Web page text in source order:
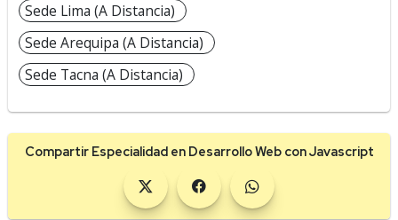
Sede Lima (A Distancia)
Sede Arequipa (A Distancia)
Sede Tacna (A Distancia)
Compartir Especialidad en Desarrollo Web con Javascript